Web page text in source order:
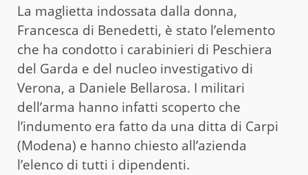
La maglietta indossata dalla donna,
Francesca di Benedetti, è stato l’elemento
che ha condotto i carabinieri di Peschiera
del Garda e del nucleo investigativo di
Verona, a Daniele Bellarosa. I militari
dell’arma hanno infatti scoperto che
l’indumento era fatto da una ditta di Carpi
(Modena) e hanno chiesto all’azienda
l’elenco di tutti i dipendenti.